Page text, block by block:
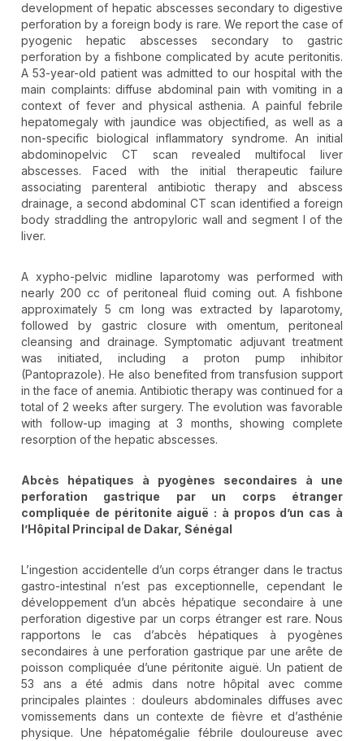
development of hepatic abscesses secondary to digestive
perforation by a foreign body is rare. We report the case of
pyogenic hepatic abscesses secondary to gastric
perforation by a fishbone complicated by acute peritonitis.
A 53-year-old patient was admitted to our hospital with the
main complaints: diffuse abdominal pain with vomiting in a
context of fever and physical asthenia. A painful febrile
hepatomegaly with jaundice was objectified, as well as a
non-specific biological inflammatory syndrome. An initial
abdominopelvic CT scan revealed multifocal liver
abscesses. Faced with the initial therapeutic failure
associating parenteral antibiotic therapy and abscess
drainage, a second abdominal CT scan identified a foreign
body straddling the antropyloric wall and segment I of the
liver.
A xypho-pelvic midline laparotomy was performed with
nearly 200 cc of peritoneal fluid coming out. A fishbone
approximately 5 cm long was extracted by laparotomy,
followed by gastric closure with omentum, peritoneal
cleansing and drainage. Symptomatic adjuvant treatment
was initiated, including a proton pump inhibitor
(Pantoprazole). He also benefited from transfusion support
in the face of anemia. Antibiotic therapy was continued for a
total of 2 weeks after surgery. The evolution was favorable
with follow-up imaging at 3 months, showing complete
resorption of the hepatic abscesses.
Abcès hépatiques à pyogènes secondaires à une
perforation gastrique par un corps étranger
compliquée de péritonite aiguë : à propos d’un cas à
l’Hôpital Principal de Dakar, Sénégal
L’ingestion accidentelle d’un corps étranger dans le tractus
gastro-intestinal n’est pas exceptionnelle, cependant le
développement d’un abcès hépatique secondaire à une
perforation digestive par un corps étranger est rare. Nous
rapportons le cas d’abcès hépatiques à pyogènes
secondaires à une perforation gastrique par une arête de
poisson compliquée d’une péritonite aiguë. Un patient de
53 ans a été admis dans notre hôpital avec comme
principales plaintes : douleurs abdominales diffuses avec
vomissements dans un contexte de fièvre et d’asthénie
physique. Une hépatomégalie fébrile douloureuse avec